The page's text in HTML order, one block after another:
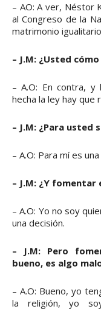
– AO: A ver, Néstor
al Congreso de la
matrimonio
– J.M: ¿Usted
– A.O: En contra,
hecha la ley hay que
– J.M: ¿Para usted
– A.O: Para mí es
– J.M: ¿Y fomentar
– A.O: Yo no soy
una decisión.
– J.M: Pero
bueno, es algo
– A.O: Bueno, yo
la religión, yo